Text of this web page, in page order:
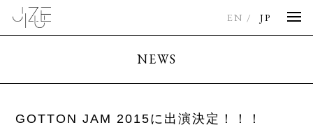
EN JP
NEWS
GOTTON JAM 2015に出演決定！！！